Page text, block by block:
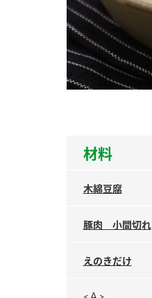
材料
木綿豆腐
豚肉 小間切れ
えのきだけ